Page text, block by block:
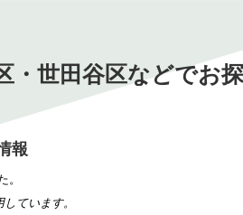
・世田谷区などでお
報
。
ています。